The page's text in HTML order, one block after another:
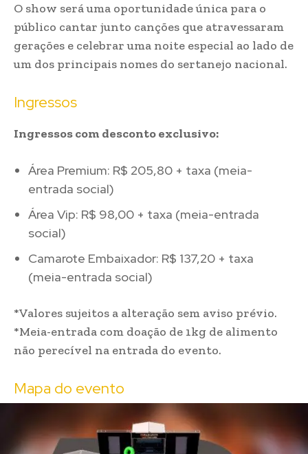
O show será uma oportunidade única para o
público cantar junto canções que atravessaram
gerações e celebrar uma noite especial ao lado de
um dos principais nomes do sertanejo nacional.
Ingressos
Ingressos com desconto exclusivo:
Área Premium: R$ 205,80 + taxa (meia-
entrada social)
Área Vip: R$ 98,00 + taxa (meia-entrada
social)
Camarote Embaixador: R$ 137,20 + taxa
(meia-entrada social)
*Valores sujeitos a alteração sem aviso prévio.
*Meia-entrada com doação de 1kg de alimento
não perecível na entrada do evento.
Mapa do evento